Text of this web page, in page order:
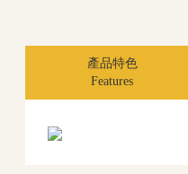
產品特色
Features